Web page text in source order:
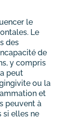
le
Le
des
de
y compris
peut
ou la
et
peuvent à
si elles ne